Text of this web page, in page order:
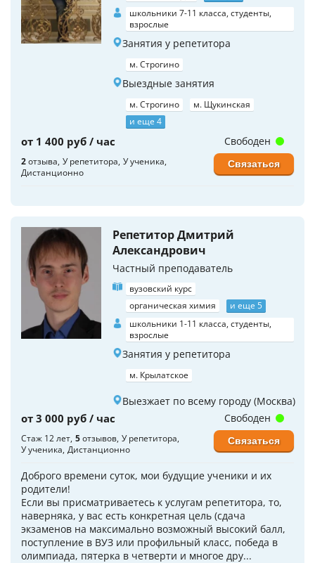
школьники 7-11 класса, студенты,
взрослые
Занятия у репетитора
м. Строгино
Выездные занятия
м. Строгино
м. Щукинская
и еще 4
от 1 400 руб / час
2отзыва У репетитора У ученика
Дистанционно
Свободен
Связаться
Репетитор Дмитрий
Александрович
Частный преподаватель
вузовский курс
органическая химия
и еще 5
школьники 1-11 класса, студенты,
взрослые
Занятия у репетитора
м. Крылатское
Выезжает по всему городу (Москва)
от 3 000 руб / час
Стаж 12 лет 5отзывов У репетитора
У ученика Дистанционно
Доброго времени суток, мои будущие ученики и их
родители!
Если вы присматриваетесь к услугам репетитора, то,
наверняка, у вас есть конкретная цель (сдача
экзаменов на максимально возможный высокий балл,
поступление в ВУЗ или профильный класс, победа в
олимпиада, пятерка в четверти и многое дру...
Свободен
Связаться